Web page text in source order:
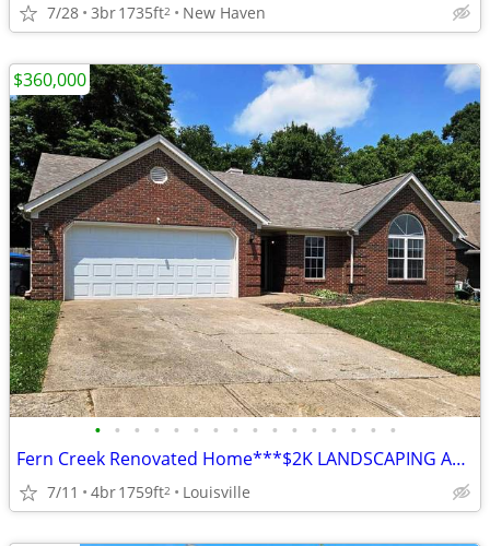
7/28 3br1735ft2 New Haven
• • • • • • • • • • • • • • • •
Fern Creek Renovated Home***$2K LANDSCAPING ALLOWANCE***
7/11 4br1759ft2 Louisville
$360,000